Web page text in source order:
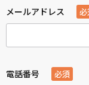
メールアドレス
電話番号 必須